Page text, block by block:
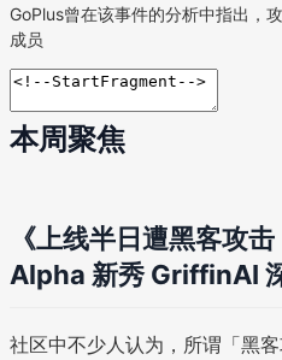
GoPlus曾在该事件的分析中指出，
成员
本周聚焦
《上线半日遭黑客攻
Alpha 新秀 GriffinAI
社区中不少人认为，所谓「黑